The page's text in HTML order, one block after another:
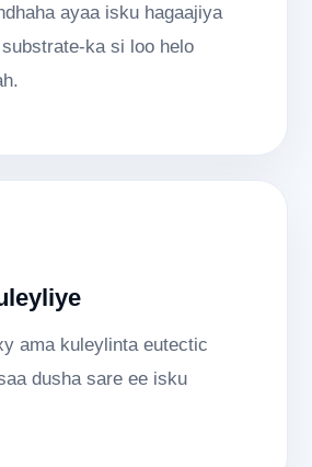
ayaa isku hagaajiya
substrate-ka si loo helo
ama kuleylinta eutectic
dusha sare ee isku